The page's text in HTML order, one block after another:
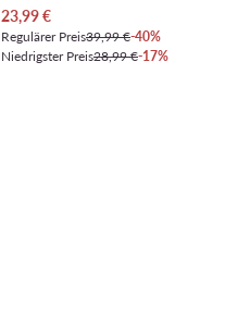
Aktueller Preis
23,99€
Regulärer Preis39,99 €-40%
Niedrigster Preis28,99 €-17%